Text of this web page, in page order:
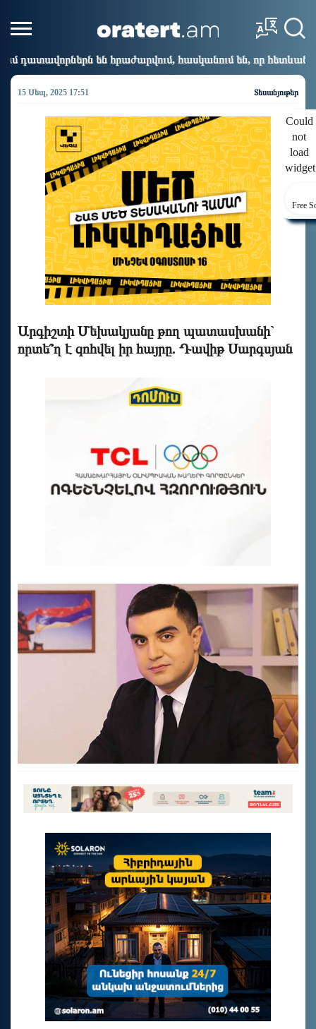
հասկանում են, որ հետևանք կունենա 10:01
15 Սեպ, 2025 17:51 Տեսանյութեր
Could
not
load
Free
Արգիշտի Մեխակյանը թող պատասխանի`
որտե՞ղ է զոհվել իր հայրը. Դավիթ Սարգսյան